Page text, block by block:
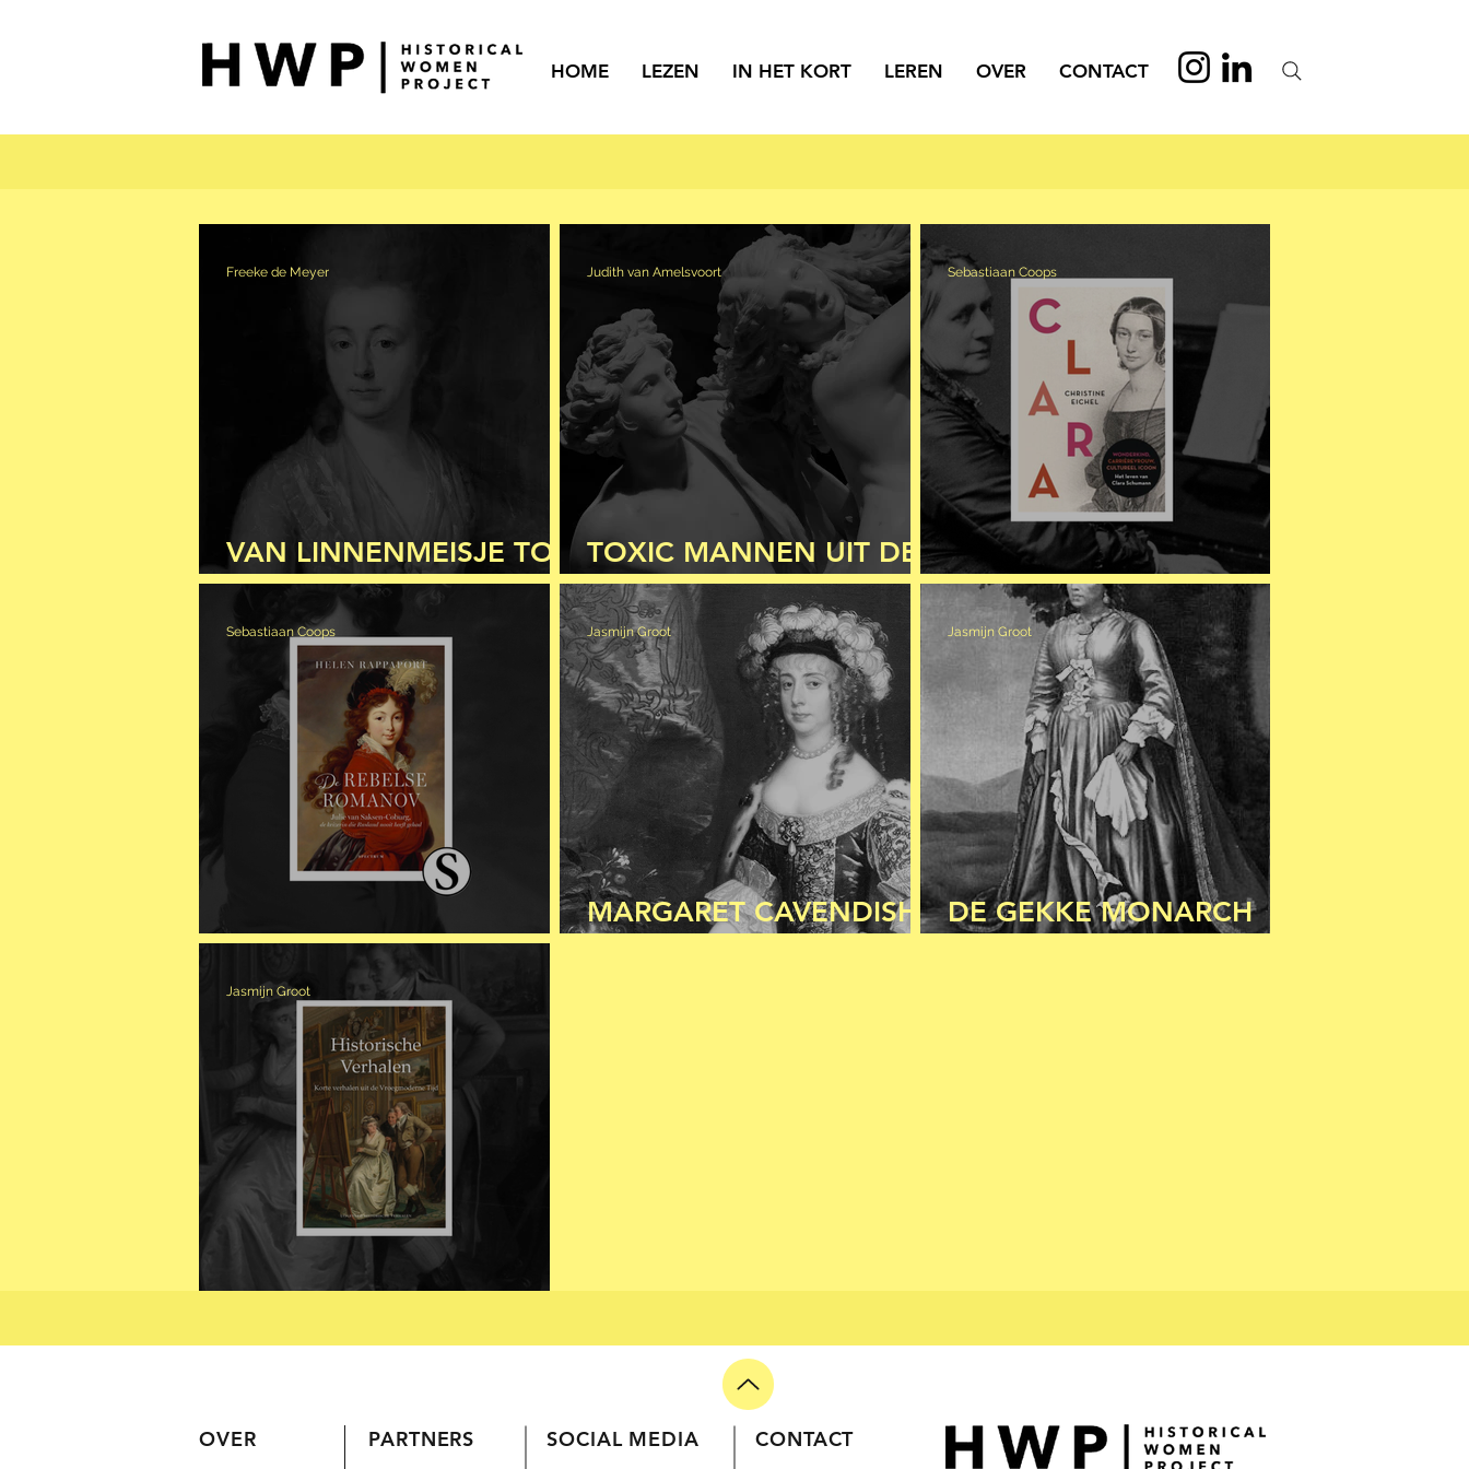
HOME LEZEN IN HET KORT LEREN OVER CONTACT
VAN LINNENMEISJE TOT
ERFGENAME
Freeke de Meyer
TOXIC MANNEN UIT DE
KLASSIEKE OUDHEID
Judith van Amelsvoort
DE VIRTUOSE CLARA
Sebastiaan Coops
REBELSE ROMANOV
Sebastiaan Coops
MARGARET CAVENDISH
Jasmijn Groot
DE GEKKE MONARCH
Jasmijn Groot
Jasmijn Groot
OVER PARTNERS SOCIAL MEDIA CONTACT